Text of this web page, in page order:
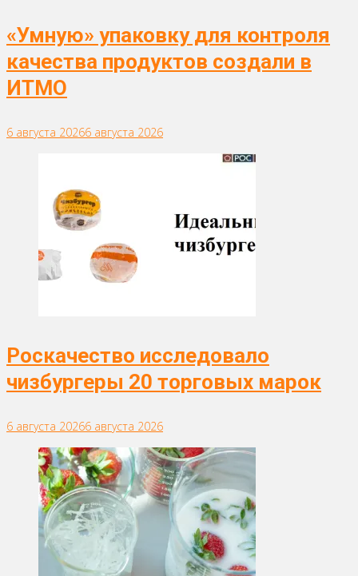
«Умную» упаковку для контроля
качества продуктов создали в
ИТМО
6 августа 20266 августа 2026
Роскачество исследовало
чизбургеры 20 торговых марок
6 августа 20266 августа 2026